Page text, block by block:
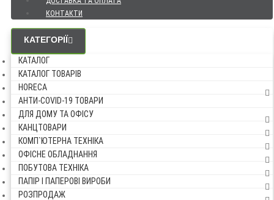
КОНТАКТИ
КАТЕГОРІЇ
КАТАЛОГ
КАТАЛОГ ТОВАРІВ
HORECA
АНТИ-COVID-19 ТОВАРИ
ДЛЯ ДОМУ ТА ОФІСУ
КАНЦТОВАРИ
КОМП`ЮТЕРНА ТЕХНІКА
ОФІСНЕ ОБЛАДНАННЯ
ПОБУТОВА ТЕХНІКА
ПАПІР І ПАПЕРОВІ ВИРОБИ
РОЗПРОДАЖ